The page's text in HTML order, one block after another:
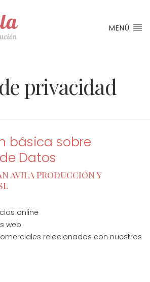
MENÚ
privacidad
básica sobre
Datos
AVILA PRODUCCIÓN Y
online
web
relacionadas con nuestros